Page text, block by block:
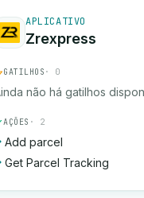
APLICATIVO
Zrexpress
GATILHOS · 0
não há gatilhos
AÇÕES · 2
Add parcel
Get Parcel Tracking